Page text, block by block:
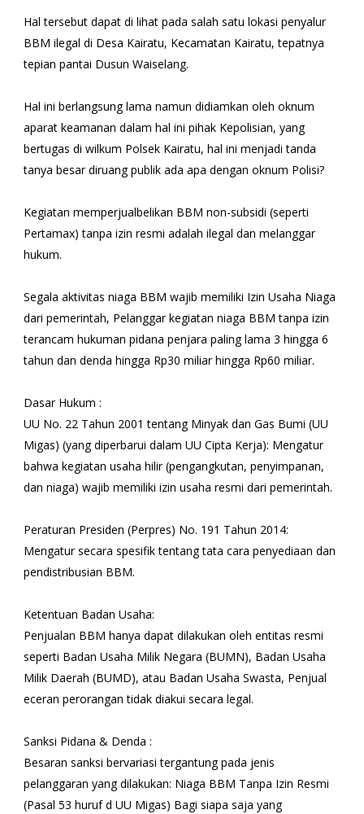
Hal tersebut dapat di lihat pada salah satu lokasi penyalur
BBM ilegal di Desa Kairatu, Kecamatan Kairatu, tepatnya
tepian pantai Dusun Waiselang.
Hal ini berlangsung lama namun didiamkan oleh oknum
aparat keamanan dalam hal ini pihak Kepolisian, yang
bertugas di wilkum Polsek Kairatu, hal ini menjadi tanda
tanya besar diruang publik ada apa dengan oknum Polisi?
Kegiatan memperjualbelikan BBM non-subsidi (seperti
Pertamax) tanpa izin resmi adalah ilegal dan melanggar
hukum.
Segala aktivitas niaga BBM wajib memiliki Izin Usaha Niaga
dari pemerintah, Pelanggar kegiatan niaga BBM tanpa izin
terancam hukuman pidana penjara paling lama 3 hingga 6
tahun dan denda hingga Rp30 miliar hingga Rp60 miliar.
Dasar Hukum :
UU No. 22 Tahun 2001 tentang Minyak dan Gas Bumi (UU
Migas) (yang diperbarui dalam UU Cipta Kerja): Mengatur
bahwa kegiatan usaha hilir (pengangkutan, penyimpanan,
dan niaga) wajib memiliki izin usaha resmi dari pemerintah.
Peraturan Presiden (Perpres) No. 191 Tahun 2014:
Mengatur secara spesifik tentang tata cara penyediaan dan
pendistribusian BBM.
Ketentuan Badan Usaha:
Penjualan BBM hanya dapat dilakukan oleh entitas resmi
seperti Badan Usaha Milik Negara (BUMN), Badan Usaha
Milik Daerah (BUMD), atau Badan Usaha Swasta, Penjual
eceran perorangan tidak diakui secara legal.
Sanksi Pidana & Denda :
Besaran sanksi bervariasi tergantung pada jenis
pelanggaran yang dilakukan: Niaga BBM Tanpa Izin Resmi
(Pasal 53 huruf d UU Migas) Bagi siapa saja yang